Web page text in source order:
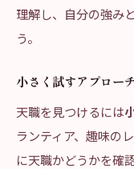
理解し、自分の強み
う。
小さく試すアプロー
天職を見つけるには
ランティア、趣味の
に天職かどうかを確